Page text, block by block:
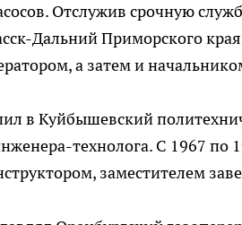
Отслужив срочную
Дальний Приморского
а затем и
в Куйбышевский
технолога. С 1967 по
заместителем